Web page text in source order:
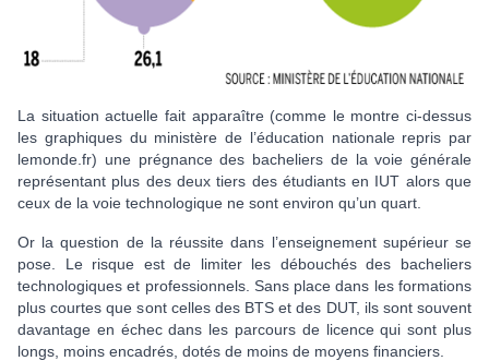
La situation actuelle fait apparaître (comme le montre ci-dessus
les graphiques du ministère de l’éducation nationale repris par
lemonde.fr) une prégnance des bacheliers de la voie générale
représentant plus des deux tiers des étudiants en IUT alors que
ceux de la voie technologique ne sont environ qu’un quart.
Or la question de la réussite dans l’enseignement supérieur se
pose. Le risque est de limiter les débouchés des bacheliers
technologiques et professionnels. Sans place dans les formations
plus courtes que sont celles des BTS et des DUT, ils sont souvent
davantage en échec dans les parcours de licence qui sont plus
longs, moins encadrés, dotés de moins de moyens financiers.